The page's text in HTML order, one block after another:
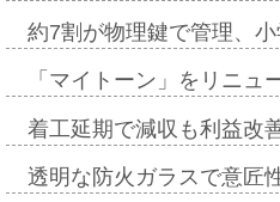
約7割が物理鍵で管理、
「マイトーン」をリニ
着工延期で減収も利益改
透明な防火ガラスで意匠